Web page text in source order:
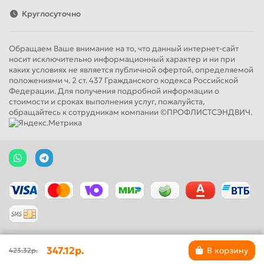
Круглосуточно
Обращаем Ваше внимание на то, что данный интернет-сайт
носит исключительно информационный характер и ни при
каких условиях не является публичной офертой, определяемой
положениями ч. 2 ст. 437 Гражданского кодекса Российской
Федерации. Для получения подробной информации о
стоимости и сроках выполнения услуг, пожалуйста,
обращайтесь к сотрудникам компании ©ПРОФЛИСТСЭНДВИЧ.
423.32р. 347.12р. В корзину